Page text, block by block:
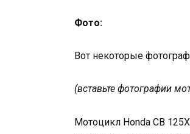
Фото:
Вот некоторые
(вставьте фотографии
Мотоцикл Honda CB